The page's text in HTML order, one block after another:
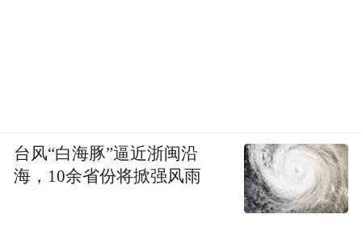
台风“白海豚”逼近浙闽沿
海，10余省份将掀强风雨